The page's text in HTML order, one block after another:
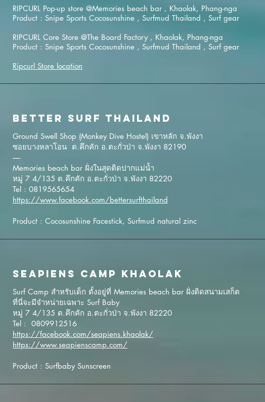
RIPCURL Pop-up store @Memories beach bar , Khaolak, Phang-nga
Product : Snipe Sports Cocosunshine , Surfmud Thailand , Surf gear
RIPCURL Core Store @The Board Factory , Khaolak, Phang-nga
Product : Snipe Sports Cocosunshine , Surfmud Thailand , Surf gear
Ripcurl Store location
BETTER SURF THAILAND
Ground Swell Shop (Monkey Dive Hostel) เขาหลัก จ.พังงา
ซอยบางหลาโอน ต.คึกคัก อ.ตะกั่วป่า จ.พังงา 82190
-----
Memories beach bar ฝั่งในสุดติดปากแม่น้ำ
หมู่ 7 4/135 ต.คึกคัก อ.ตะกั่วป่า จ.พังงา 82220
Tel : 0819565654
https://www.facebook.com/bettersurfthailand
Product : Cocosunshine Facestick, Surfmud natural zinc
SEAPIENS CAMP KHAOLAK
Surf Camp สำหรับเด็ก ตั้งอยู่ที่ Memories beach bar ฝั่งติดสนามเสก็ต
ที่นี่จะมีจำหน่ายเฉพาะ Surf Baby
หมู่ 7 4/135 ต.คึกคัก อ.ตะกั่วป่า จ.พังงา 82220
Tel : 0809912516
https://facebook.com/seapiens.khaolak/
https://www.seapienscamp.com/
Product : Surfbaby Sunscreen